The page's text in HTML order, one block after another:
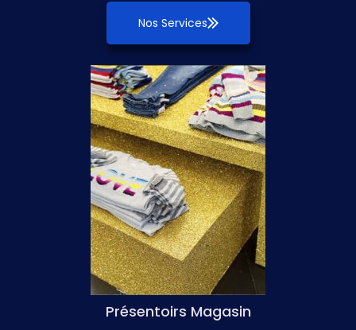
Nos Services
Présentoirs Magasin